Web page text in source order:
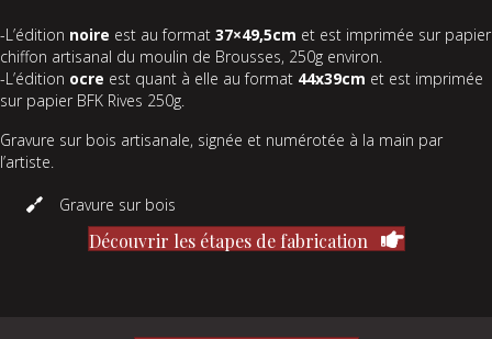
-L’édition noire est au format 37×49,5cm et est imprimée sur papier
chiffon artisanal du moulin de Brousses, 250g environ.
-L’édition ocre est quant à elle au format 44x39cm et est imprimée
sur papier BFK Rives 250g.
Gravure sur bois artisanale, signée et numérotée à la main par
l’artiste.
Gravure sur bois
Découvrir les étapes de fabrication